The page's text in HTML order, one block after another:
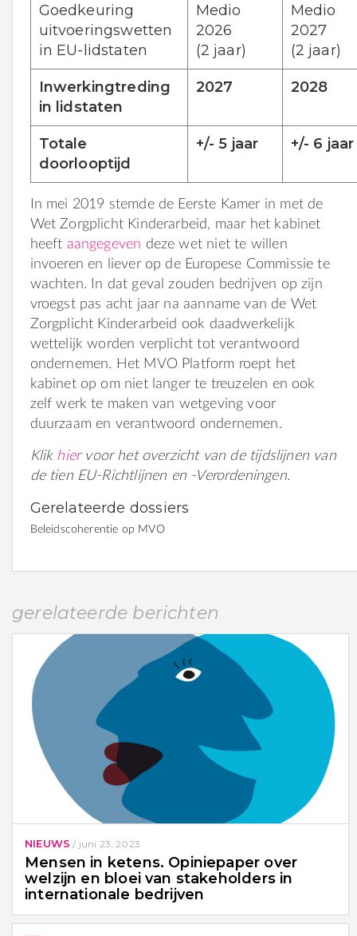
Goedkeuring
uitvoeringswetten
in EU-lidstaten
Medio
2026
(2 jaar)
Medio
2027
(2 jaar)
Inwerkingtreding
in lidstaten
2027 2028
Totale
doorlooptijd
+/- 5 jaar +/- 6 jaar
In mei 2019 stemde de Eerste Kamer in met de
Wet Zorgplicht Kinderarbeid, maar het kabinet
heeft aangegeven deze wet niet te willen
invoeren en liever op de Europese Commissie te
wachten. In dat geval zouden bedrijven op zijn
vroegst pas acht jaar na aanname van de Wet
Zorgplicht Kinderarbeid ook daadwerkelijk
wettelijk worden verplicht tot verantwoord
ondernemen. Het MVO Platform roept het
kabinet op om niet langer te treuzelen en ook
zelf werk te maken van wetgeving voor
duurzaam en verantwoord ondernemen.
Klik hiervoor het overzicht van de tijdslijnen van
de tien EU-Richtlijnen en -Verordeningen.
Gerelateerde dossiers
Beleidscoherentie op MVO
gerelateerde berichten
NIEUWS / juni 23, 2023
Mensen in ketens. Opiniepaper over
welzijn en bloei van stakeholders in
internationale bedrijven